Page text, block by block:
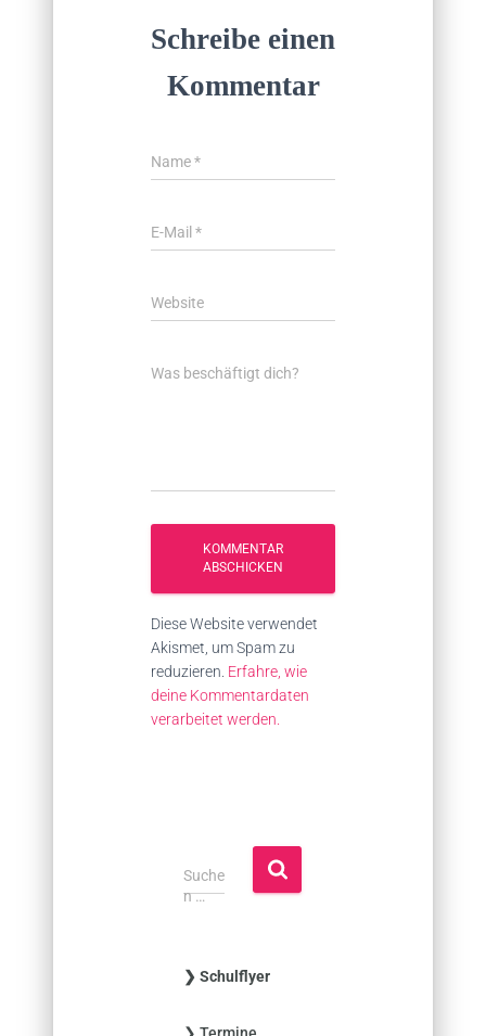
Schreibe einen
Kommentar
Name*
E-Mail *
Website
Was beschäftigt dich?
Diese Website verwendet
Akismet, um Spam zu
reduzieren. Erfahre, wie
deine Kommentardaten
verarbeitet werden.
S
u
n
Suche
n …
❯ Schulflyer